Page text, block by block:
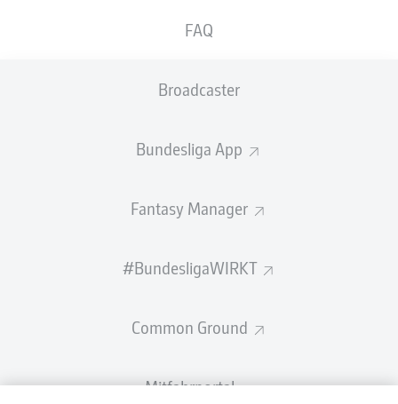
FAQ
Broadcaster
Bundesliga App
Fantasy Manager
#BundesligaWIRKT
Common Ground
Mitfahrportal